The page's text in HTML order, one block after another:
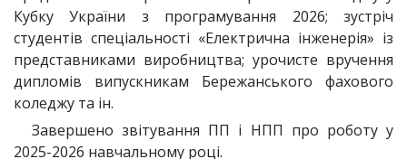
Кубку України з програмування 2026; зустріч
студентів спеціальності «Електрична інженерія» із
представниками виробництва; урочисте вручення
дипломів випускникам Бережанського фахового
коледжу та ін.
Завершено звітування ПП і НПП про роботу у
2025-2026 навчальному році.